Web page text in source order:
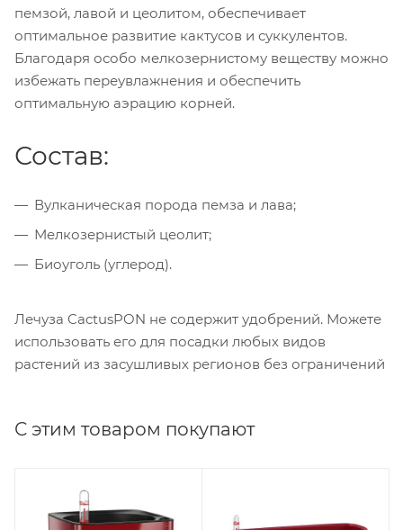
пемзой, лавой и цеолитом, обеспечивает
оптимальное развитие кактусов и суккулентов.
Благодаря особо мелкозернистому веществу можно
избежать переувлажнения и обеспечить
оптимальную аэрацию корней.
Состав:
Вулканическая порода пемза и лава;
Мелкозернистый цеолит;
Биоуголь (углерод).
Лечуза CactusPON не содержит удобрений. Можете
использовать его для посадки любых видов
растений из засушливых регионов без ограничений
С этим товаром покупают